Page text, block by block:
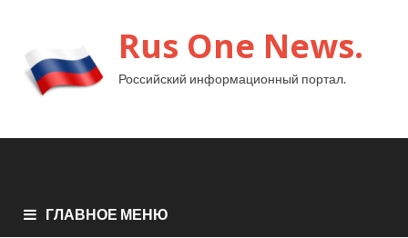
Rus One News.
Российский информационный портал.
ГЛАВНОЕ МЕНЮ